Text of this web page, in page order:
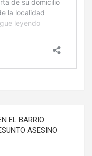
EL BARRIO
ASESINO